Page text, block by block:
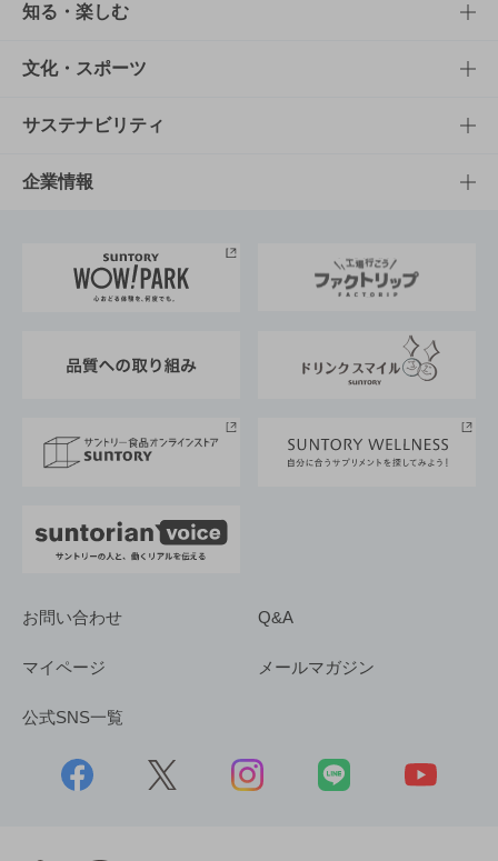
商品TOP
商品一覧
商品発売情報
栄養成分一覧
知る・楽しむ
知る・楽しむTOP
キャンペーン
工場見学
地域情報
文化・スポーツ
文化・スポーツTOP
サントリーホール
サントリーサンバーズ大阪
サステナビリティ
サステナビリティTOP
サントリーが考えるサステナビリティ経営
企業情報
企業概要
採用情報
お問い合わせ Q&A
マイページ メールマガジン
公式SNS一覧